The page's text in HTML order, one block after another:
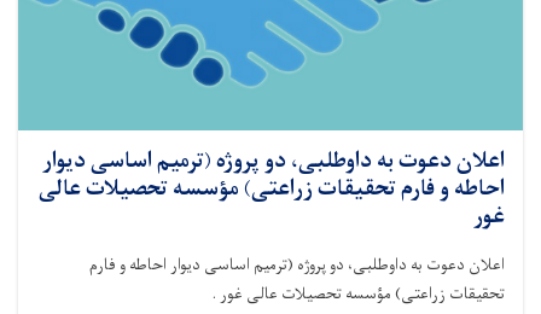
اعلان دعوت به داوطلبی، دو پروژه (ترمیم اساسی دیوار
احاطه و فارم تحقیقات زراعتی) مؤسسه تحصیلات عالی
غور
اعلان دعوت به داوطلبی، دو پروژه (ترمیم اساسی دیوار احاطه و فارم
تحقیقات زراعتی) مؤسسه تحصیلات عالی غور.